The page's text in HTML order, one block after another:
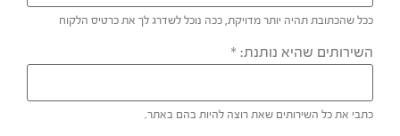
ככל שהכתובת תהיה יותר מדויקת, ככה נוכל לשדרג לך את כרטיס הלקוח
השירותים שהיא נותנת: *
כתבי את כל השירותים שאת רוצה להיות בהם באתר.